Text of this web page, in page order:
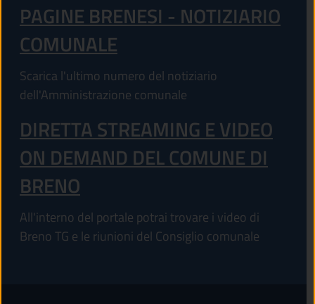
PAGINE BRENESI - NOTIZIARIO
COMUNALE
Scarica l'ultimo numero del notiziario
dell'Amministrazione comunale
DIRETTA STREAMING E VIDEO
ON DEMAND DEL COMUNE DI
BRENO
All'interno del portale potrai trovare i video di
Breno TG e le riunioni del Consiglio comunale